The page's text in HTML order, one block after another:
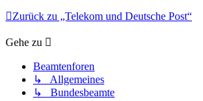
Zurück zu „Telekom und Deutsche Post“
Gehe zu
Beamtenforen
↳ Allgemeines
↳ Bundesbeamte